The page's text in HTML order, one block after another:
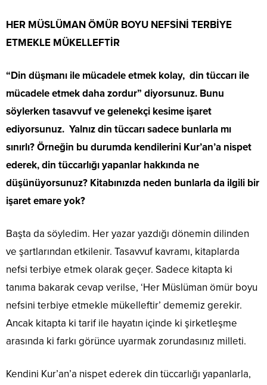
HER MÜSLÜMAN ÖMÜR BOYU NEFSİNİ TERBİYE
ETMEKLE MÜKELLEFTİR
“Din düşmanı ile mücadele etmek kolay, din tüccarı ile
mücadele etmek daha zordur” diyorsunuz. Bunu
söylerken tasavvuf ve gelenekçi kesime işaret
ediyorsunuz. Yalnız din tüccarı sadece bunlarla mı
sınırlı? Örneğin bu durumda kendilerini Kur’an’a nispet
ederek, din tüccarlığı yapanlar hakkında ne
düşünüyorsunuz? Kitabınızda neden bunlarla da ilgili bir
işaret emare yok?
Başta da söyledim. Her yazar yazdığı dönemin dilinden
ve şartlarından etkilenir. Tasavvuf kavramı, kitaplarda
nefsi terbiye etmek olarak geçer. Sadece kitapta ki
tanıma bakarak cevap verilse, ‘Her Müslüman ömür boyu
nefsini terbiye etmekle mükelleftir’ dememiz gerekir.
Ancak kitapta ki tarif ile hayatın içinde ki şirketleşme
arasında ki farkı görünce uyarmak zorundasınız milleti.
Kendini Kur’an’a nispet ederek din tüccarlığı yapanlarla,